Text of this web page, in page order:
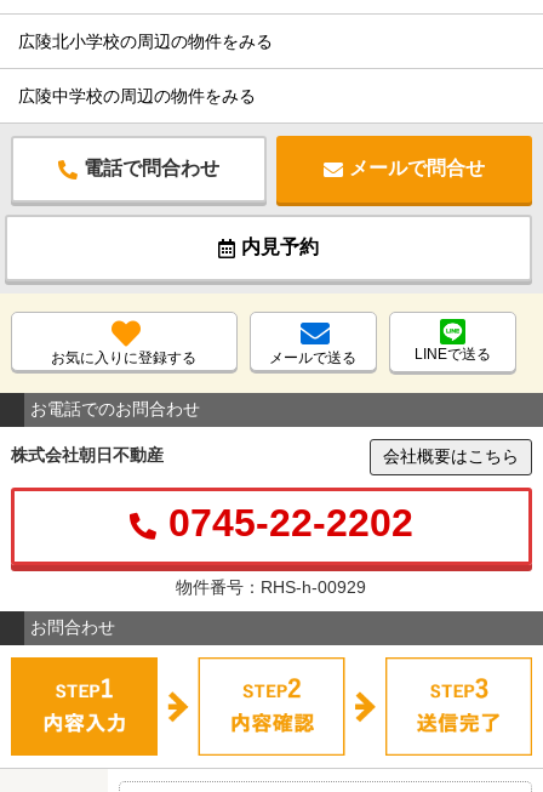
広陵北小学校の周辺の物件をみる
広陵中学校の周辺の物件をみる
電話で問合わせ メールで問合せ
内見予約
お気に入りに登録する メールで送る LINEで送る
お電話でのお問合わせ
株式会社朝日不動産 会社概要はこちら
0745-22-2202
物件番号：RHS-h-00929
お問合わせ